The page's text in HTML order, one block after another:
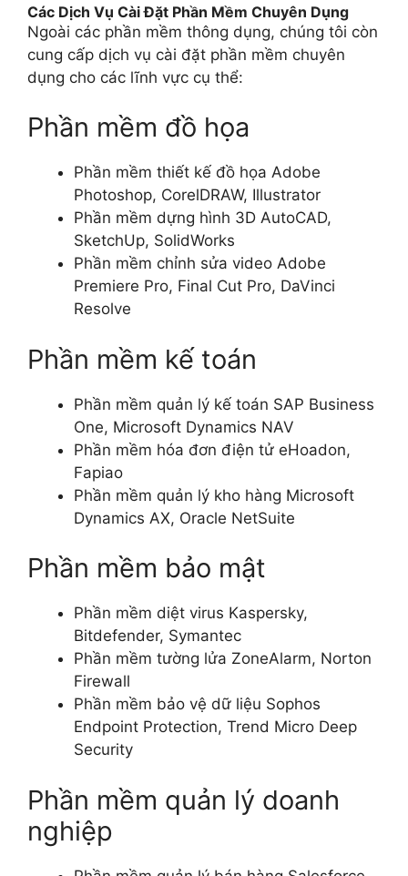
Các Dịch Vụ Cài Đặt Phần Mềm Chuyên Dụng
Ngoài các phần mềm thông dụng, chúng tôi còn
cung cấp dịch vụ cài đặt phần mềm chuyên
dụng cho các lĩnh vực cụ thể:
Phần mềm đồ họa
Phần mềm thiết kế đồ họa Adobe
Photoshop, CorelDRAW, Illustrator
Phần mềm dựng hình 3D AutoCAD,
SketchUp, SolidWorks
Phần mềm chỉnh sửa video Adobe
Premiere Pro, Final Cut Pro, DaVinci
Resolve
Phần mềm kế toán
Phần mềm quản lý kế toán SAP Business
One, Microsoft Dynamics NAV
Phần mềm hóa đơn điện tử eHoadon,
Fapiao
Phần mềm quản lý kho hàng Microsoft
Dynamics AX, Oracle NetSuite
Phần mềm bảo mật
Phần mềm diệt virus Kaspersky,
Bitdefender, Symantec
Phần mềm tường lửa ZoneAlarm, Norton
Firewall
Phần mềm bảo vệ dữ liệu Sophos
Endpoint Protection, Trend Micro Deep
Security
Phần mềm quản lý doanh
nghiệp